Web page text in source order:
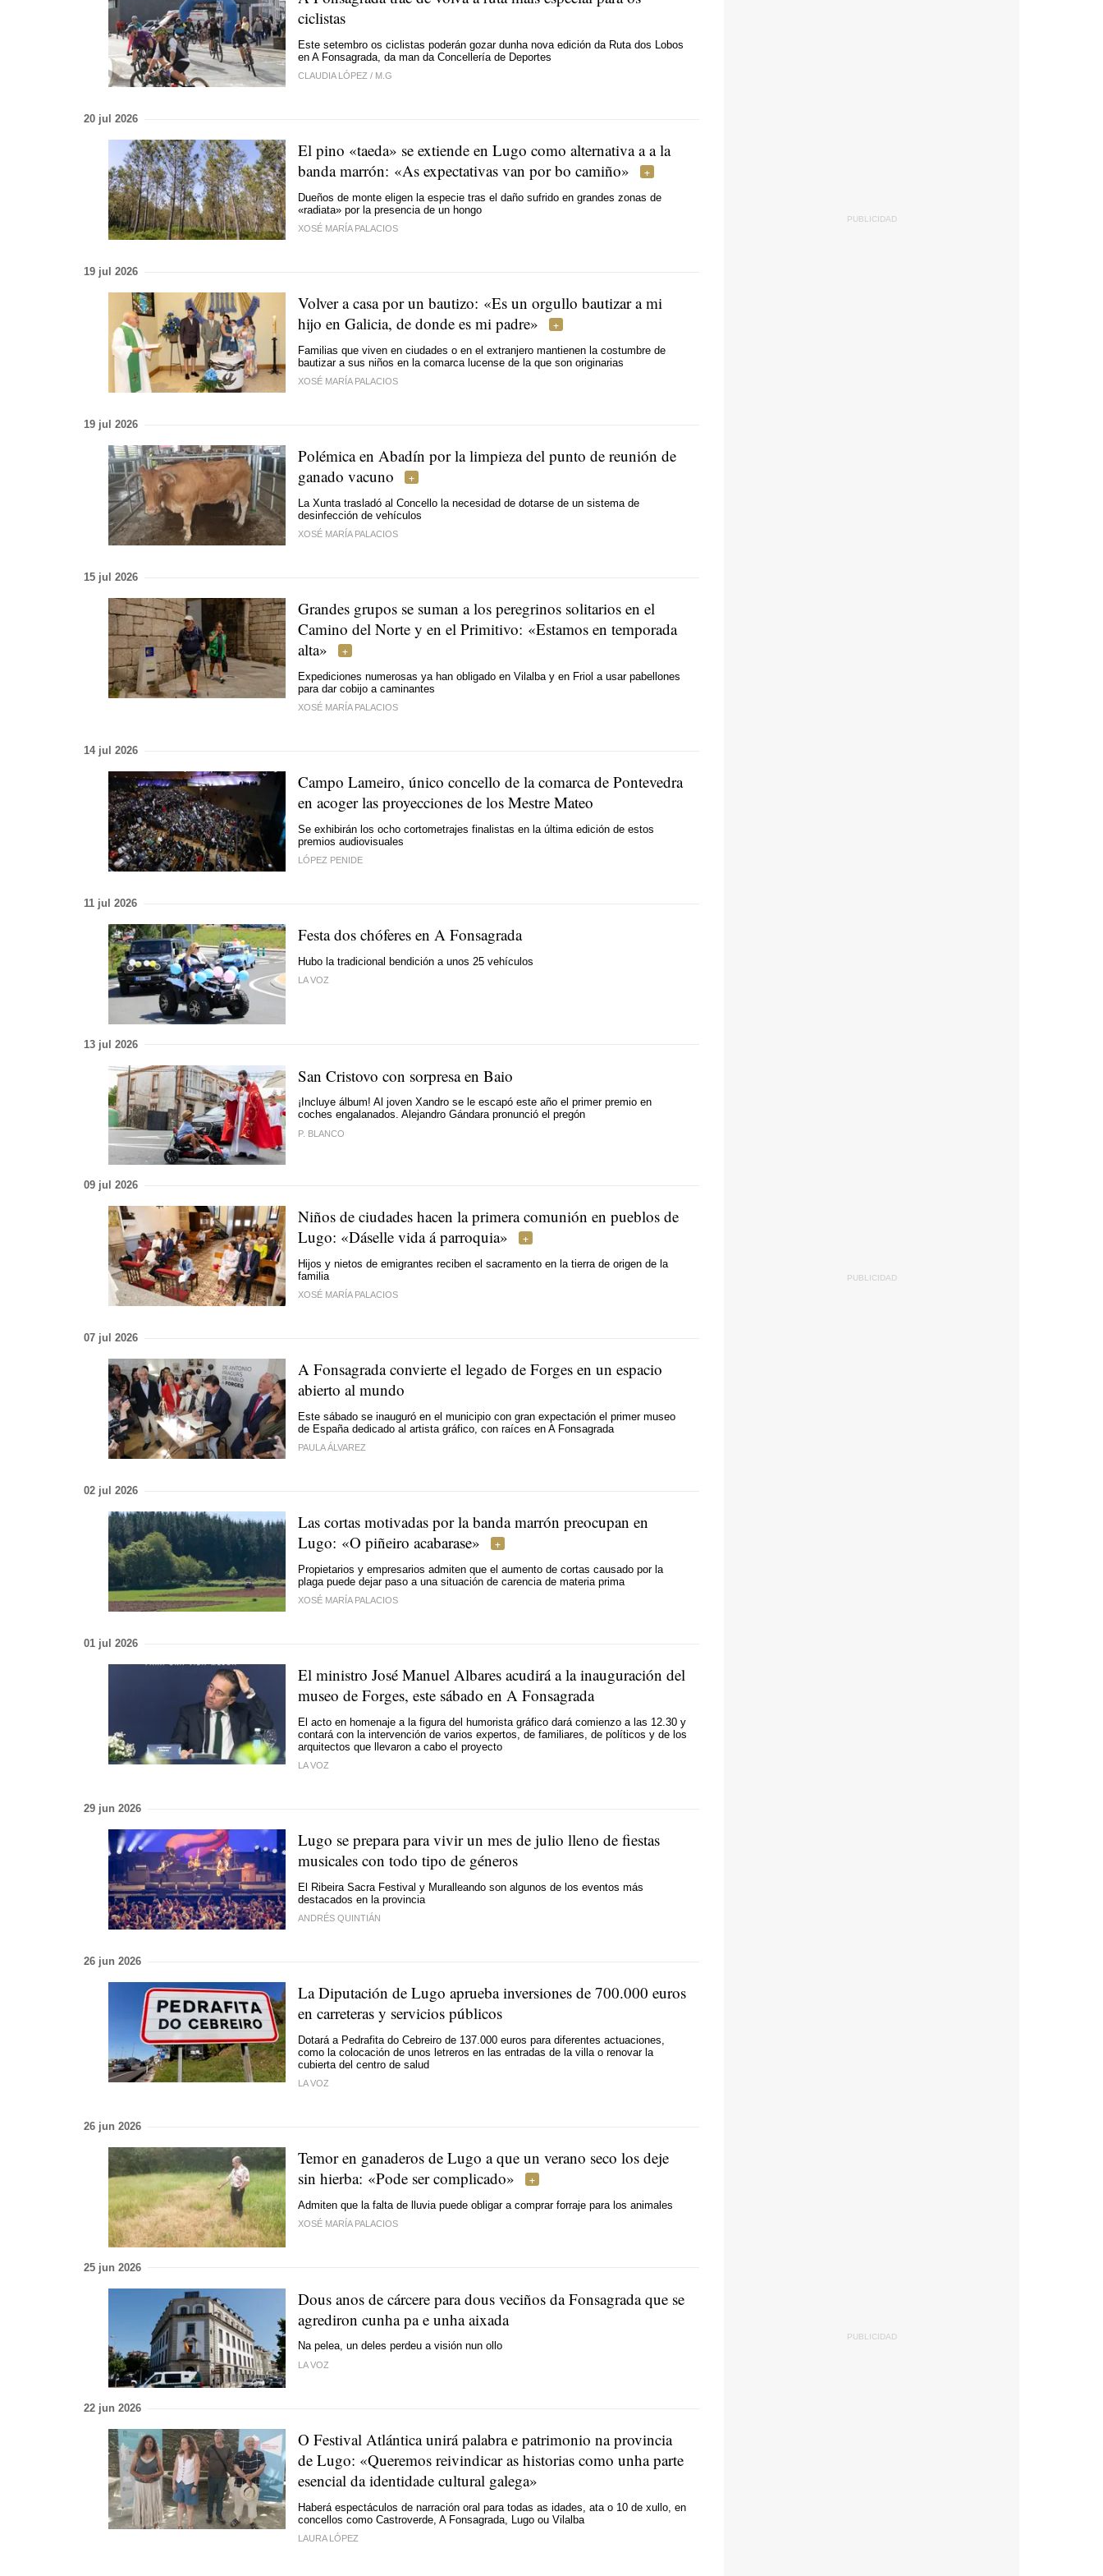
ciclistas
Este setembro os ciclistas poderán gozar dunha nova edición da Ruta dos Lobos
en A Fonsagrada, da man da Concellería de Deportes
CLAUDIA LÓPEZ / M.G
20 jul 2026
El pino «taeda» se extiende en Lugo como alternativa a a la
banda marrón: «As expectativas van por bo camiño»
Dueños de monte eligen la especie tras el daño sufrido en grandes zonas de
«radiata» por la presencia de un hongo
XOSÉ MARÍA PALACIOS
19 jul 2026
Volver a casa por un bautizo: «Es un orgullo bautizar a mi
hijo en Galicia, de donde es mi padre»
Familias que viven en ciudades o en el extranjero mantienen la costumbre de
bautizar a sus niños en la comarca lucense de la que son originarias
XOSÉ MARÍA PALACIOS
19 jul 2026
Polémica en Abadín por la limpieza del punto de reunión de
ganado vacuno
La Xunta trasladó al Concello la necesidad de dotarse de un sistema de
desinfección de vehículos
XOSÉ MARÍA PALACIOS
15 jul 2026
Grandes grupos se suman a los peregrinos solitarios en el
Camino del Norte y en el Primitivo: «Estamos en temporada
alta»
Expediciones numerosas ya han obligado en Vilalba y en Friol a usar pabellones
para dar cobijo a caminantes
XOSÉ MARÍA PALACIOS
14 jul 2026
Campo Lameiro, único concello de la comarca de Pontevedra
en acoger las proyecciones de los Mestre Mateo
Se exhibirán los ocho cortometrajes finalistas en la última edición de estos
premios audiovisuales
LÓPEZ PENIDE
11 jul 2026
Festa dos chóferes en A Fonsagrada
Hubo la tradicional bendición a unos 25 vehículos
LA VOZ
13 jul 2026
San Cristovo con sorpresa en Baio
¡Incluye álbum! Al joven Xandro se le escapó este año el primer premio en
coches engalanados. Alejandro Gándara pronunció el pregón
P. BLANCO
09 jul 2026
Niños de ciudades hacen la primera comunión en pueblos de
Lugo: «Dáselle vida á parroquia»
Hijos y nietos de emigrantes reciben el sacramento en la tierra de origen de la
familia
XOSÉ MARÍA PALACIOS
07 jul 2026
A Fonsagrada convierte el legado de Forges en un espacio
abierto al mundo
Este sábado se inauguró en el municipio con gran expectación el primer museo
de España dedicado al artista gráfico, con raíces en A Fonsagrada
PAULA ÁLVAREZ
02 jul 2026
Las cortas motivadas por la banda marrón preocupan en
Lugo: «O piñeiro acabarase»
Propietarios y empresarios admiten que el aumento de cortas causado por la
plaga puede dejar paso a una situación de carencia de materia prima
XOSÉ MARÍA PALACIOS
01 jul 2026
El ministro José Manuel Albares acudirá a la inauguración del
museo de Forges, este sábado en A Fonsagrada
El acto en homenaje a la figura del humorista gráfico dará comienzo a las 12.30 y
contará con la intervención de varios expertos, de familiares, de políticos y de los
arquitectos que llevaron a cabo el proyecto
LA VOZ
29 jun 2026
Lugo se prepara para vivir un mes de julio lleno de fiestas
musicales con todo tipo de géneros
El Ribeira Sacra Festival y Muralleando son algunos de los eventos más
destacados en la provincia
ANDRÉS QUINTIÁN
26 jun 2026
La Diputación de Lugo aprueba inversiones de 700.000 euros
en carreteras y servicios públicos
Dotará a Pedrafita do Cebreiro de 137.000 euros para diferentes actuaciones,
como la colocación de unos letreros en las entradas de la villa o renovar la
cubierta del centro de salud
LA VOZ
26 jun 2026
Temor en ganaderos de Lugo a que un verano seco los deje
sin hierba: «Pode ser complicado»
Admiten que la falta de lluvia puede obligar a comprar forraje para los animales
XOSÉ MARÍA PALACIOS
25 jun 2026
Dous anos de cárcere para dous veciños da Fonsagrada que se
agrediron cunha pa e unha aixada
Na pelea, un deles perdeu a visión nun ollo
LA VOZ
22 jun 2026
O Festival Atlántica unirá palabra e patrimonio na provincia
de Lugo: «Queremos reivindicar as historias como unha parte
esencial da identidade cultural galega»
Haberá espectáculos de narración oral para todas as idades, ata o 10 de xullo, en
concellos como Castroverde, A Fonsagrada, Lugo ou Vilalba
LAURA LÓPEZ